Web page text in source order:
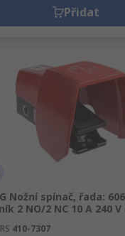
Přidat
Nožní spínač, řada:
2 NO/2 NC 10 A 240 V
410-7307